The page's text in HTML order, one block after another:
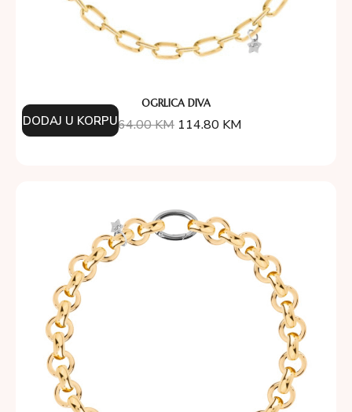
OGRLICA DIVA
164.00KM 114.80 KM
DODAJ U KORPU